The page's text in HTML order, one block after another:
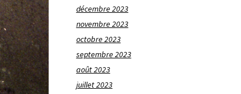
décembre 2023
novembre 2023
octobre 2023
septembre 2023
août 2023
juillet 2023